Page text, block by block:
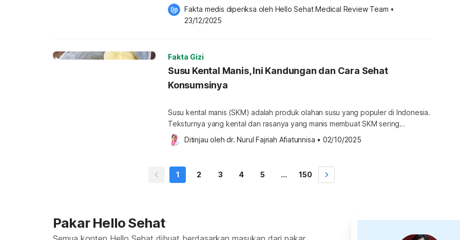
mengawali hari. Namun, pernahkah Anda mencari tahu apa saja kandungan
susu kental manis? Apakah kandungan susu kental manis sama seperti produk
Sebelum menjadi olahan susu dengan beragam […]
Fakta medis diperiksa oleh Hello Sehat Medical Review Team •
23/12/2025
Fakta Gizi
Susu Kental Manis, Ini Kandungan dan Cara Sehat
Konsumsinya
Susu kental manis (SKM) adalah produk olahan susu yang populer di Indonesia.
Teksturnya yang kental dan rasanya yang manis membuat SKM sering
digunakan sebagai pelengkap makanan ataupun minuman, dari topping roti
sampai teh tarik. SKM berbeda dari produk susu pada umumnya. Yuk, kenali
kental manis (SKM) […]
Ditinjau oleh dr. Nurul Fajriah Afiatunnisa • 02/10/2025
1 2 3 4 5 ... 150
Pakar Hello Sehat